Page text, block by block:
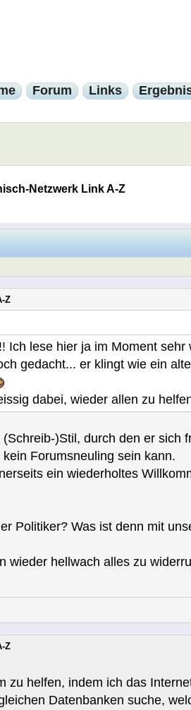
Forum Links
Netzwerk Link A-Z
Z
Ich lese hier ja im Moment
gedacht... er klingt wie ein
dabei, wieder allen zu
)Stil, durch den er
Forumsneuling sein kann.
ein wiederholtes
Politiker? Was ist denn mit
wieder hellwach alles zu
Z
zu helfen, indem ich das
Datenbanken suche,